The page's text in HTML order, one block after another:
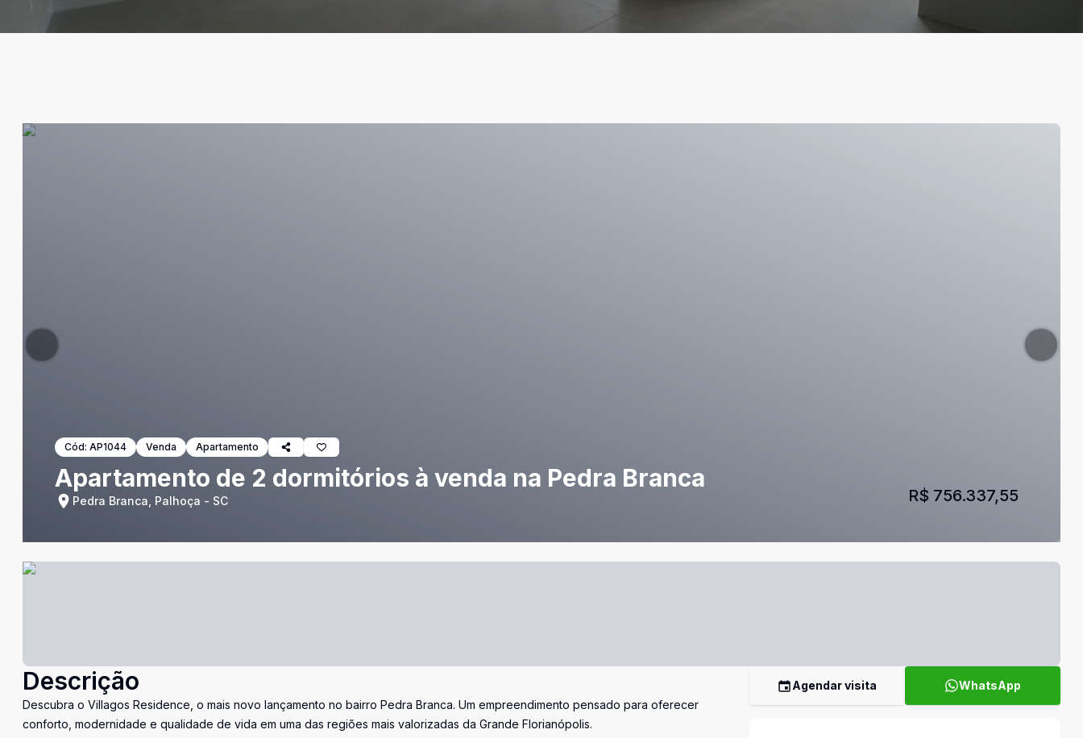
Cód: AP1044 Venda Apartamento
Apartamento de 2 dormitórios à venda na Pedra Branca
Pedra Branca, Palhoça - SC R$ 756.337,55
Descrição
Descubra o Villagos Residence, o mais novo lançamento no bairro Pedra Branca. Um empreendimento pensado para oferecer
conforto, modernidade e qualidade de vida em uma das regiões mais valorizadas da Grande Florianópolis.
Agendar visita WhatsApp